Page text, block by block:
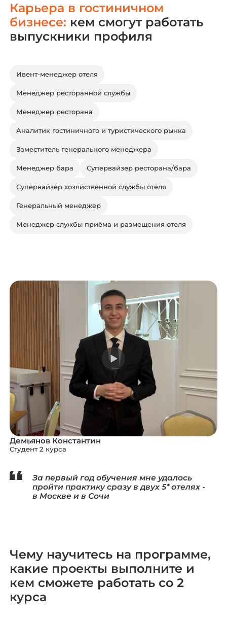
Карьера в гостиничном
бизнесе: кем смогут работать
выпускники профиля
Ивент-менеджер отеля
Менеджер ресторанной службы
Менеджер ресторана
Аналитик гостиничного и туристического рынка
Заместитель генерального менеджера
Менеджер бара Супервайзер ресторана/бара
Супервайзер хозяйственной службы отеля
Генеральный менеджер
Менеджер службы приёма и размещения отеля
Демьянов Константин
Студент 2 курса
За первый год обучения мне удалось
пройти практику сразу в двух 5* отелях -
в Москве и в Сочи
Чему научитесь на программе,
какие проекты выполните и
кем сможете работать со 2
курса